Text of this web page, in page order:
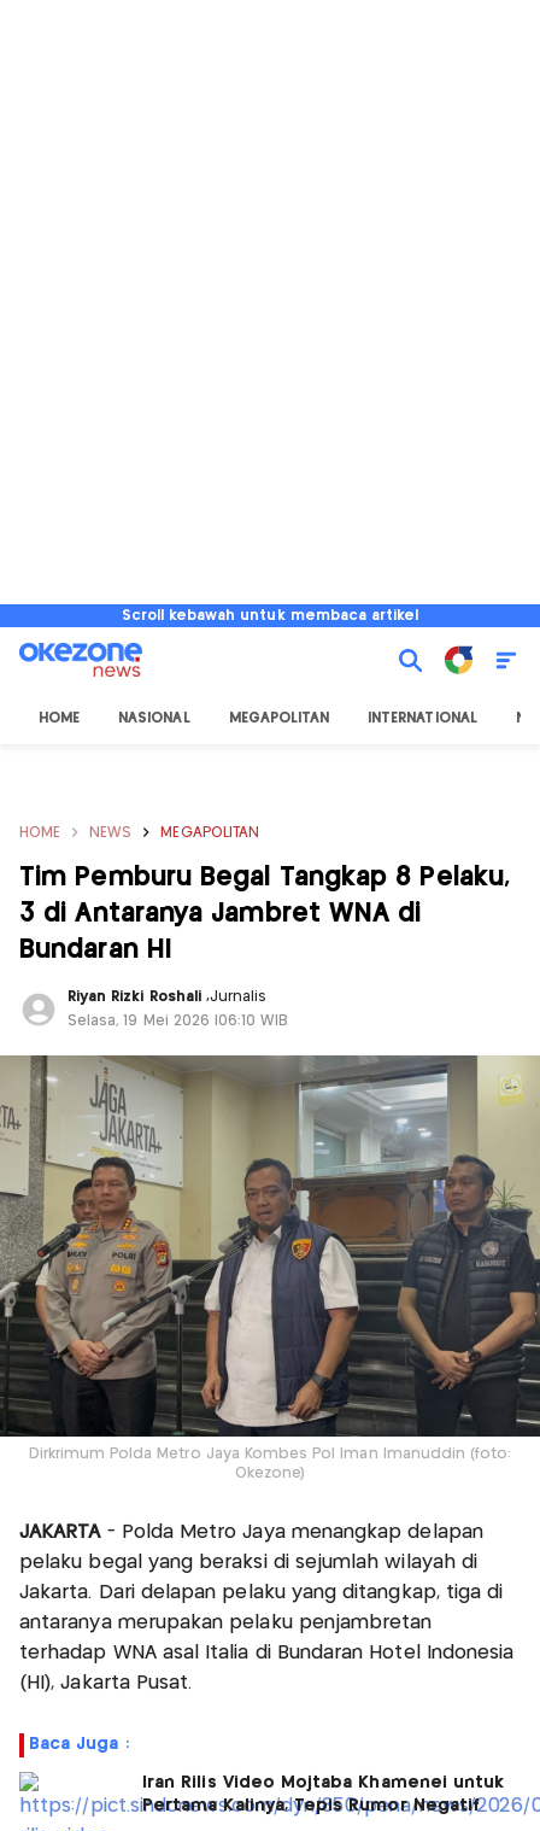
Scroll kebawah untuk membaca artikel
HOME NASIONAL MEGAPOLITAN INTERNATIONAL
HOME NEWS MEGAPOLITAN
Tim Pemburu Begal Tangkap 8 Pelaku,
3 di Antaranya Jambret WNA di
Bundaran HI
Riyan Rizki Roshali ,Jurnalis
Selasa, 19 Mei 2026 |06:10 WIB
Dirkrimum Polda Metro Jaya Kombes Pol Iman Imanuddin (foto:
Okezone)
JAKARTA- Polda Metro Jaya menangkap delapan
pelaku begal yang beraksi di sejumlah wilayah di
Jakarta. Dari delapan pelaku yang ditangkap, tiga di
antaranya merupakan pelaku penjambretan
terhadap WNA asal Italia di Bundaran Hotel Indonesia
(HI), Jakarta Pusat.
Baca Juga :
Iran Rilis Video Mojtaba Khamenei untuk
Pertama Kalinya, Tepis Rumor Negatif